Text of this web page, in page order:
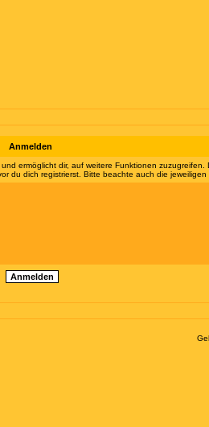
Anmelden
ermöglicht dir, auf weitere Funktionen
dich registrierst. Bitte beachte auch die